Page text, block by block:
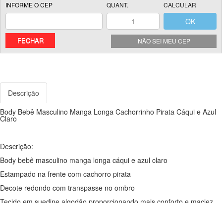
NÃO SEI MEU CEP
FECHAR
Descrição
Body Bebê Masculino Manga Longa Cachorrinho Pirata Cáqui e Azul
Claro
Descrição:
Body bebê masculino manga longa cáqui e azul claro
Estampado na frente com cachorro pirata
Decote redondo com transpasse no ombro